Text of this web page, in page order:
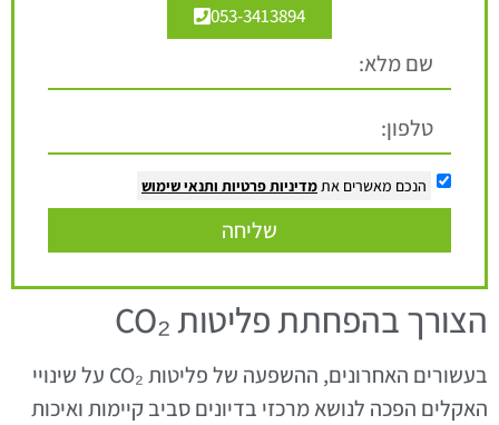
053-3413894
הנכם מאשרים את מדיניות פרטיות ותנאי שימוש
שליחה
הצורך בהפחתת פליטות CO₂
בעשורים האחרונים, ההשפעה של פליטות CO₂ על שינויי
האקלים הפכה לנושא מרכזי בדיונים סביב קיימות ואיכות